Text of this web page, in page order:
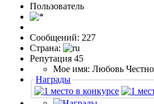
Пользовaтeль
Сообщений: 227
Страна:
Репутация 45
Мое имя: Любовь
Награды